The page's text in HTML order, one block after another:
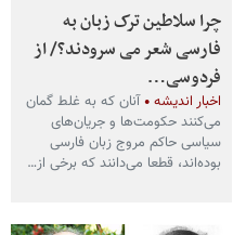
چرا سلاطین ترک زبان به
فارسی شعر می سرودند؟/ از
فردوسی…
اخبار اندیشه
آنان که به غلط گمان
می‌کنند حکومت‌ها و جریان‌های
سیاسی حاکم مروج زبان فارسی
بوده‌اند، قطعا می‌دانند که برخی از…